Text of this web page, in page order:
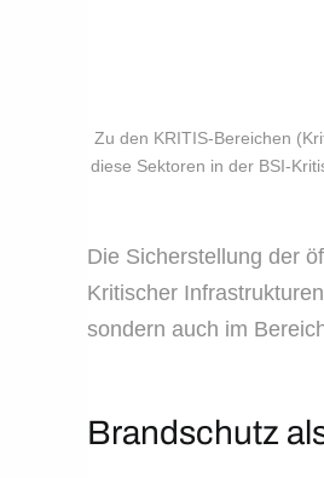
Zu den KRITIS-Bereichen
diese Sektoren in der BSI-
Die Sicherstellung der
Kritischer
sondern auch im
Brandschutz